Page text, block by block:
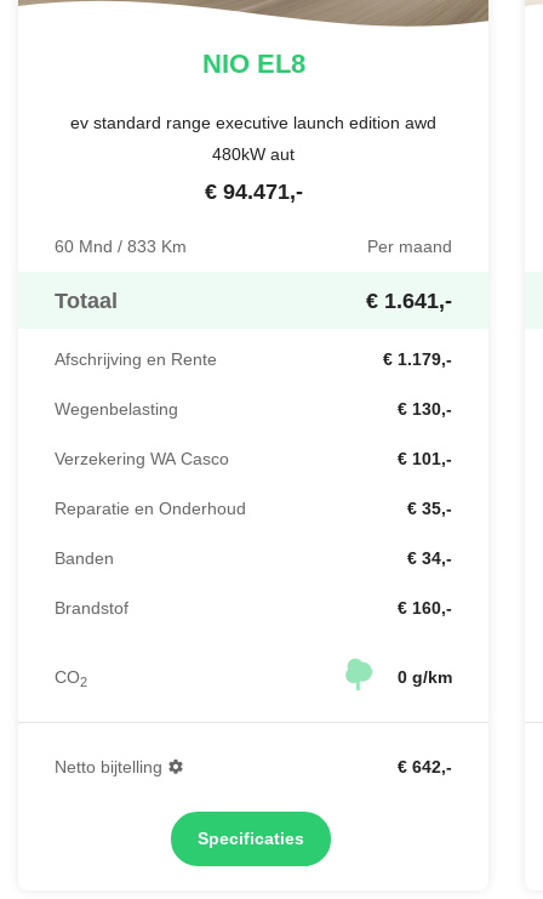
NIOEL8
ev standard range executive launch edition awd
480kW aut
€ 94.471,-
60 Mnd / 833 Km Per maand
Totaal € 1.641,-
Afschrijving en Rente € 1.179,-
Wegenbelasting € 130,-
Verzekering WA Casco € 101,-
Reparatie en Onderhoud € 35,-
Banden € 34,-
Brandstof € 160,-
CO2 0 g/km
Netto bijtelling € 642,-
Specificaties